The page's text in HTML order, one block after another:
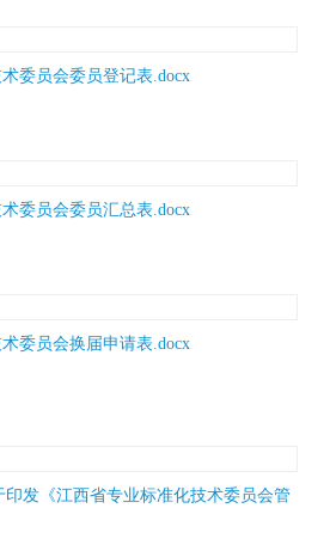
委员会委员登记表.docx
委员会委员汇总表.docx
委员会换届申请表.docx
发《江西省专业标准化技术委员会管